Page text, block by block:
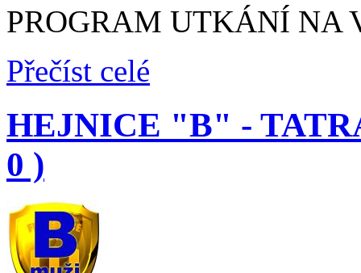
PROGRAM UTKÁNÍ NA
Přečíst celé
HEJNICE "B" -
0 )